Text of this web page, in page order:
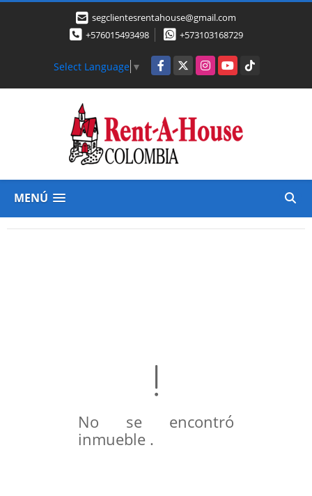
segclientesrentahouse@gmail.com
+576015493498
+573103168729
Select Language ▼ Facebook
X InstagramYouTubeTikTok
MENÚ
No se encontró
inmueble .